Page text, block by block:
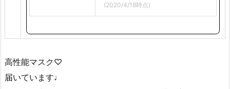
(2020/4/18時点)
高性能マスク♡
届いています♩